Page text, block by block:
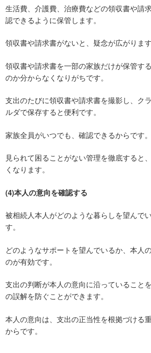
生活費、介護費、治療費などの領収書や請
認できるように保管します。
領収書や請求書がないと、疑念が広がります
領収書や請求書を一部の家族だけが保管す
のか分からなくなりがちです。
支出のたびに領収書や請求書を撮影し、ク
ルダで保存すると便利です。
家族全員がいつでも、確認できるからです。
見られて困ることがない管理を徹底すると
くなります。
(4)本人の意向を確認する
被相続人本人がどのような暮らしを望んで
す。
どのようなサポートを望んでいるか、本人
のが有効です。
支出の判断が本人の意向に沿っていること
の誤解を防ぐことができます。
本人の意向は、支出の正当性を根拠づける
からです。